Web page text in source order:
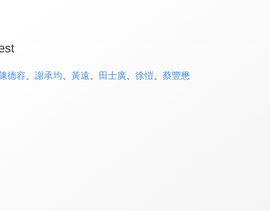
德容 謝承均 黃遠 田士廣、 徐愷、 蔡豐懋